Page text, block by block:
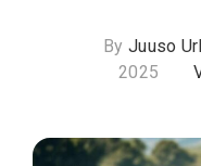
By Juuso
2025